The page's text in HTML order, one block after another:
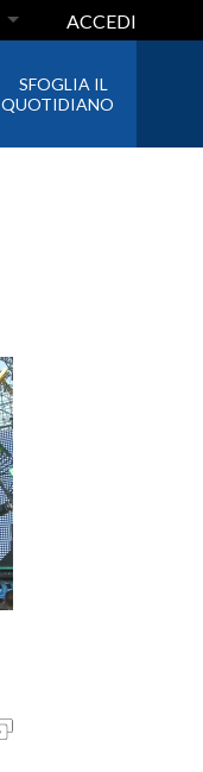
ACCEDI
SFOGLIA IL
QUOTIDIANO